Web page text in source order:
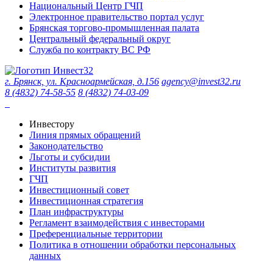
Национальный Центр ГЧП
Электронное правительство портал услуг
Брянская торгово-промышленная палата
Центральный федеральный округ
Служба по контракту ВС РФ
г. Брянск, ул. Красноармейская, д.156 agency@invest32.ru
8 (4832) 74-58-55 8 (4832) 74-03-09
Инвестору
Линия прямых обращений
Законодательство
Льготы и субсидии
Институты развития
ГЧП
Инвестиционный совет
Инвестиционная стратегия
План инфраструктуры
Регламент взаимодействия с инвесторами
Преференциальные территории
Политика в отношении обработки персональных
данных